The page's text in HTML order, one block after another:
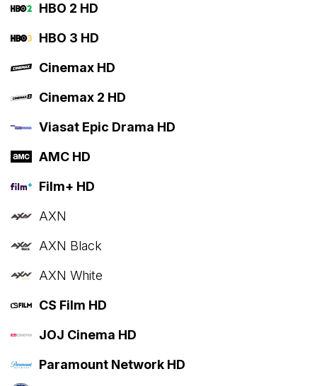
HBO 2 HD
HBO 3 HD
Cinemax HD
Cinemax 2 HD
Viasat Epic Drama HD
AMC HD
Film+ HD
AXN
AXN Black
AXN White
CS Film HD
JOJ Cinema HD
Paramount Network HD